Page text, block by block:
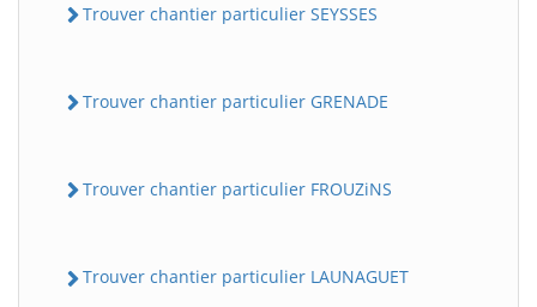
Trouver chantier particulier SEYSSES
Trouver chantier particulier GRENADE
Trouver chantier particulier FROUZiNS
Trouver chantier particulier LAUNAGUET